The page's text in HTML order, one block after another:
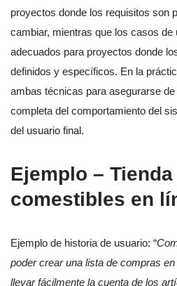
proyectos donde los requisitos son
cambiar, mientras que los casos de
adecuados para proyectos donde
definidos y específicos. En la
ambas técnicas para asegurarse
completa del comportamiento del
del usuario final.
Ejemplo – Tienda
comestibles en
Ejemplo de historia de usuario: “
poder crear una lista de compras
llevar fácilmente la cuenta de los